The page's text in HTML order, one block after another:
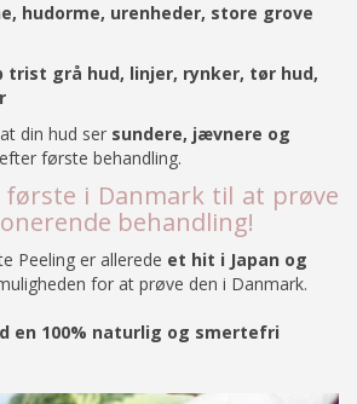
hudorme, urenheder, store grove
trist grå hud, linjer, rynker, tør hud,
din hud ser sundere, jævnere og
første behandling.
i Danmark til at prøve
behandling!
Peeling er allerede et hit i Japan og
for at prøve den i Danmark.
en 100% naturlig og smertefri